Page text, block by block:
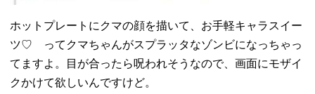
ホットプレートにクマの顔を描いて、お手軽キャラスイー
ツ♡ ってクマちゃんがスプラッタなゾンビになっちゃっ
てますよ。
目が合ったら呪われそうなので、 画面にモザイ
クかけて欲しいんですけど。